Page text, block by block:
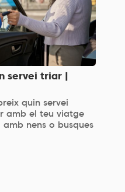
servei triar |
quin servei
amb el teu viatge
nens o busques